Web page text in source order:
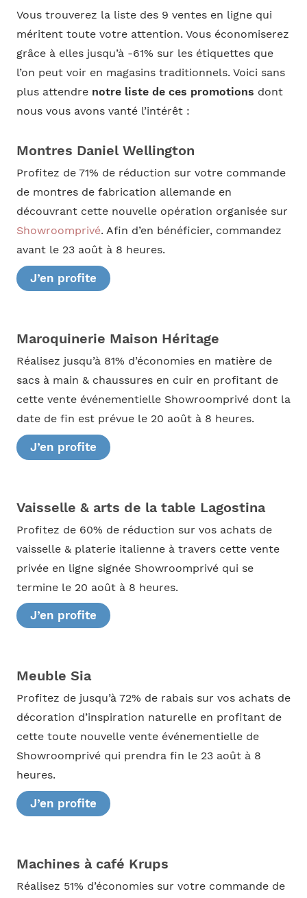
Vous trouverez la liste des 9 ventes en ligne qui
méritent toute votre attention. Vous économiserez
grâce à elles jusqu’à -61% sur les étiquettes que
l’on peut voir en magasins traditionnels. Voici sans
plus attendre notre liste de ces promotions dont
nous vous avons vanté l’intérêt :
Montres Daniel Wellington
Profitez de 71% de réduction sur votre commande
de montres de fabrication allemande en
découvrant cette nouvelle opération organisée sur
Showroomprivé. Afin d’en bénéficier, commandez
avant le 23 août à 8 heures.
J’en profite
Maroquinerie Maison Héritage
Réalisez jusqu’à 81% d’économies en matière de
sacs à main & chaussures en cuir en profitant de
cette vente événementielle Showroomprivé dont la
date de fin est prévue le 20 août à 8 heures.
J’en profite
Vaisselle & arts de la table Lagostina
Profitez de 60% de réduction sur vos achats de
vaisselle & platerie italienne à travers cette vente
privée en ligne signée Showroomprivé qui se
termine le 20 août à 8 heures.
J’en profite
Meuble Sia
Profitez de jusqu’à 72% de rabais sur vos achats de
décoration d’inspiration naturelle en profitant de
cette toute nouvelle vente événementielle de
Showroomprivé qui prendra fin le 23 août à 8
heures.
J’en profite
Machines à café Krups
Réalisez 51% d’économies sur votre commande de